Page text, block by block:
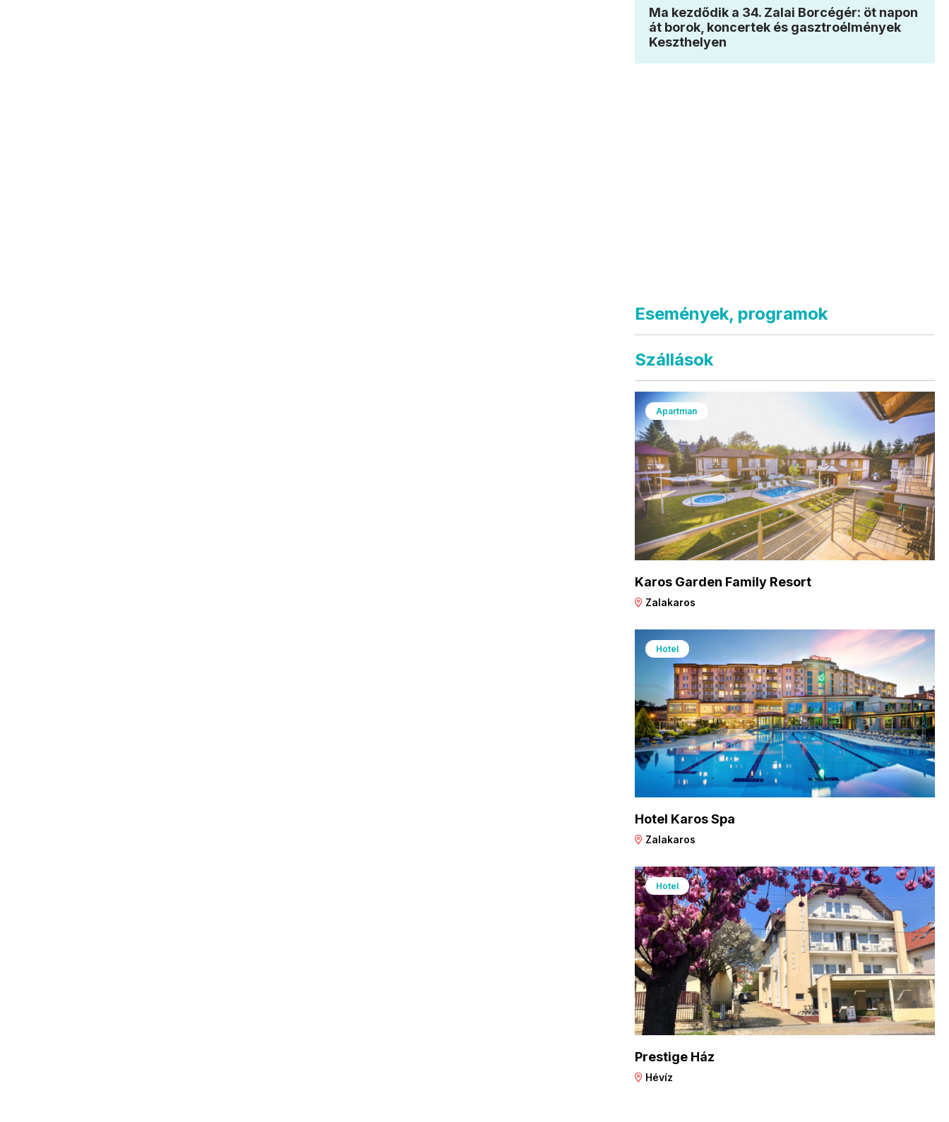
Ma kezdődik a 34. Zalai Borcégér: öt napon
át borok, koncertek és gasztroélmények
Keszthelyen
Események, programok
Szállások
Apartman
Karos Garden Family Resort
Zalakaros
Hotel
Hotel Karos Spa
Zalakaros
Hotel
Prestige Ház
Hévíz